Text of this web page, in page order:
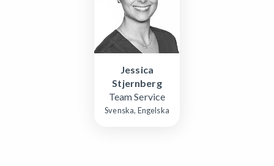
Jessica
Stjernberg
Team Service
Svenska, Engelska